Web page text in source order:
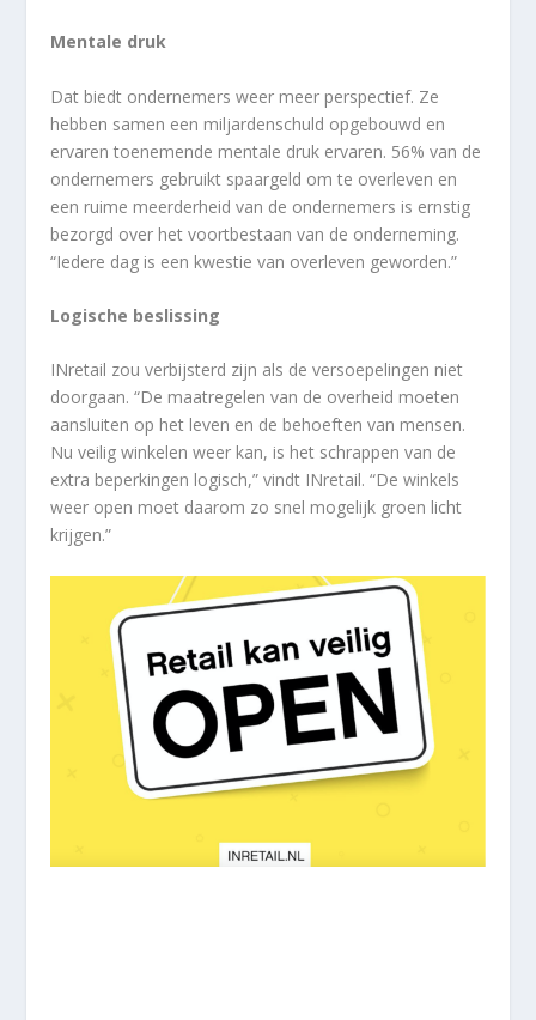
Mentale druk
Dat biedt ondernemers weer meer perspectief. Ze
hebben samen een miljardenschuld opgebouwd en
ervaren toenemende mentale druk ervaren. 56% van de
ondernemers gebruikt spaargeld om te overleven en
een ruime meerderheid van de ondernemers is ernstig
bezorgd over het voortbestaan van de onderneming.
“Iedere dag is een kwestie van overleven geworden.”
Logische beslissing
INretail zou verbijsterd zijn als de versoepelingen niet
doorgaan. “De maatregelen van de overheid moeten
aansluiten op het leven en de behoeften van mensen.
Nu veilig winkelen weer kan, is het schrappen van de
extra beperkingen logisch,” vindt INretail. “De winkels
weer open moet daarom zo snel mogelijk groen licht
krijgen.”